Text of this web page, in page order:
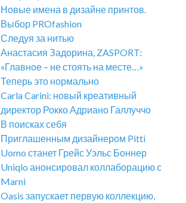
Новые имена в дизайне принтов.
Выбор PROfashion
Следуя за нитью
Анастасия Задорина, ZASPORT:
«Главное – не стоять на месте…»
Теперь это нормально
Carla Carini: новый креативный
директор Рокко Адриано Галлуччо
В поисках себя
Приглашенным дизайнером Pitti
Uomo станет Грейс Уэльс Боннер
Uniqlo анонсировал коллаборацию с
Marni
Oasis запускает первую коллекцию,